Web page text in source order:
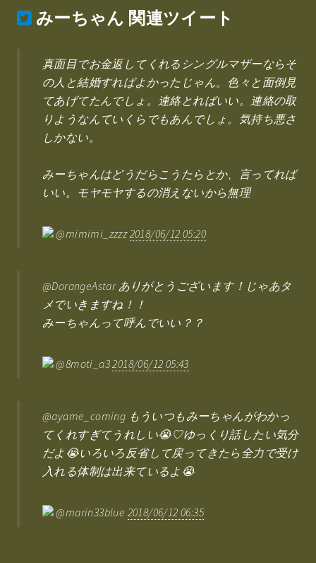
みーちゃん 関連ツイート
真面目でお金返してくれるシングルマザーならそ
の人と結婚すればよかったじゃん。色々と面倒見
てあげてたんでしょ。連絡とればいい。連絡の取
りようなんていくらでもあんでしょ。気持ち悪さ
しかない。
みーちゃんはどうだらこうたらとか、言ってれば
いい。モヤモヤするの消えないから無理
@mimimi_zzzz2018/06/12 05:20
@DorangeAstar ありがとうございます！じゃあタ
メでいきますね！！
みーちゃんって呼んでいい？？
@8moti_a32018/06/12 05:43
@ayame_coming もういつもみーちゃんがわかっ
てくれすぎてうれしい😭♡ゆっくり話したい気分
だよ😭いろいろ反省して戻ってきたら全力で受け
入れる体制は出来ているよ😭
@marin33blue 2018/06/12 06:35